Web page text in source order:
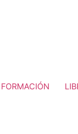
FORMACIÓN